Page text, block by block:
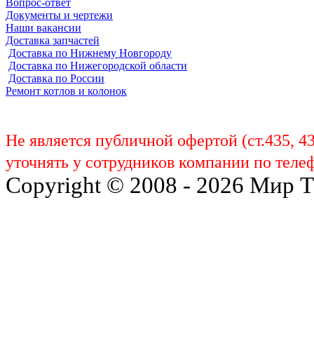
Документы и чертежи
Наши вакансии
Доставка запчастей
Доставка по Нижнему Новгороду
Доставка по Нижегородской области
Доставка по России
Ремонт котлов и колонок
Не является публичной офертой (ст.435,
уточнять у сотрудников компании по
Copyright © 2008 - 2026 Мир